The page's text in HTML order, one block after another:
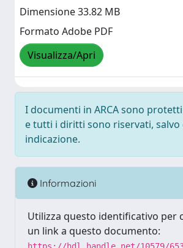
Dimensione 33.82 MB
Formato Adobe PDF
Visualizza/Apri
I documenti in ARCA sono
e tutti i diritti sono riservati, salvo
indicazione.
Informazioni
Utilizza questo identificativo per
un link a questo documento: